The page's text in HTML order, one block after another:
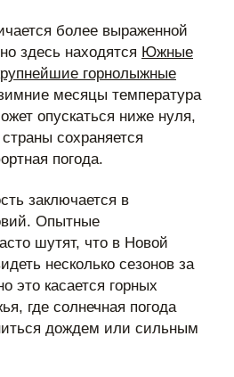
более выраженной
здесь находятся Южные
горнолыжные
месяцы температура
опускаться ниже нуля,
сохраняется
погода.
заключается в
Опытные
шутят, что в Новой
несколько сезонов за
это касается горных
где солнечная погода
дождем или сильным